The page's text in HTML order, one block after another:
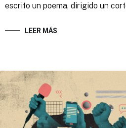
escrito un poema, dirigido un
LEER MÁS